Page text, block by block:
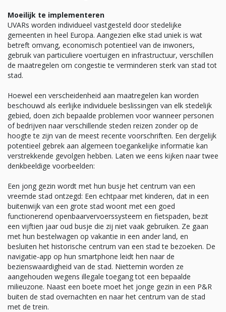
Moeilijk te implementeren
UVARs worden individueel vastgesteld door stedelijke
gemeenten in heel Europa. Aangezien elke stad uniek is wat
betreft omvang, economisch potentieel van de inwoners,
gebruik van particuliere voertuigen en infrastructuur, verschillen
de maatregelen om congestie te verminderen sterk van stad tot
stad.
Hoewel een verscheidenheid aan maatregelen kan worden
beschouwd als eerlijke individuele beslissingen van elk stedelijk
gebied, doen zich bepaalde problemen voor wanneer personen
of bedrijven naar verschillende steden reizen zonder op de
hoogte te zijn van de meest recente voorschriften. Een dergelijk
potentieel gebrek aan algemeen toegankelijke informatie kan
verstrekkende gevolgen hebben. Laten we eens kijken naar twee
denkbeeldige voorbeelden:
Een jong gezin wordt met hun busje het centrum van een
vreemde stad ontzegd: Een echtpaar met kinderen, dat in een
buitenwijk van een grote stad woont met een goed
functionerend openbaarvervoerssysteem en fietspaden, bezit
een vijftien jaar oud busje die zij niet vaak gebruiken. Ze gaan
met hun bestelwagen op vakantie in een ander land, en
besluiten het historische centrum van een stad te bezoeken. De
navigatie-app op hun smartphone leidt hen naar de
bezienswaardigheid van de stad. Niettemin worden ze
aangehouden wegens illegale toegang tot een bepaalde
milieuzone. Naast een boete moet het jonge gezin in een P&R
buiten de stad overnachten en naar het centrum van de stad
met de trein.